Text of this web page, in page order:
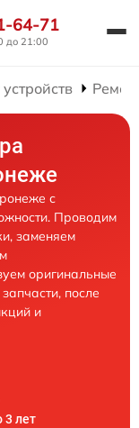
64-71
до 21:00
с
Проводим
заменяем
оригинальные
после
и
3 лет